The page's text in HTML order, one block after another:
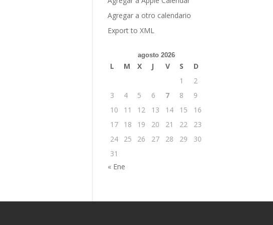
Agregar a otro calendario
Export to XML
agosto 2026
L M X J V S
D
1
2
3
4 5 6 7 8
9
10
11 12 13 14 15
16
17
18 19 20 21 22
23
24
25 26 27 28 29
30
31
« Ene